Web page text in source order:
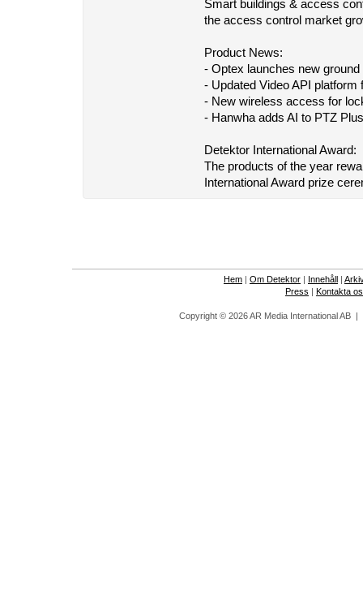
Smart buildings & access
the access control market
Product News:
- Optex launches new ground
- Updated Video API platform
- New wireless access for
- Hanwha adds AI to PTZ
Detektor International Award:
The products of the year
International Award prize
Hem | Om Detektor | Innehåll |
Press | Kontakta
Copyright © 2026 AR Media International AB